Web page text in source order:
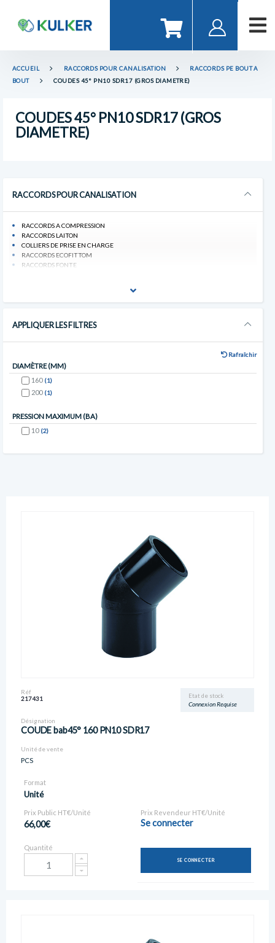
ACCUEIL RACCORDS POUR CANALISATION
RACCORDS PE BOUT A
BOUT
COUDES 45° PN10 SDR17 (GROS DIAMETRE)
COUDES 45° PN10 SDR17 (GROS
DIAMETRE)
RACCORDS POUR CANALISATION
RACCORDS A COMPRESSION
RACCORDS LAITON
COLLIERS DE PRISE EN CHARGE
RACCORDS ECOFITTOM
RACCORDS FONTE
APPLIQUER LES FILTRES
Rafraîchir
DIAMÈTRE (MM)
160 (1)
200 (1)
PRESSION MAXIMUM (BA)
10 (2)
Etat de stock
Connexion Requise
Réf
217431
Désignation
COUDE bab45° 160 PN10 SDR17
Unité de vente
PCS
Format
Unité
Prix Public HT€/Unité
66,00€
Prix Revendeur HT€/Unité
Se connecter
Quantité
SE CONNECTER